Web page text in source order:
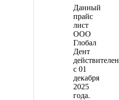
Данный
прайс
лист
ООО
Глобал
Дент
действителен
с 01
декабря
2025
года.